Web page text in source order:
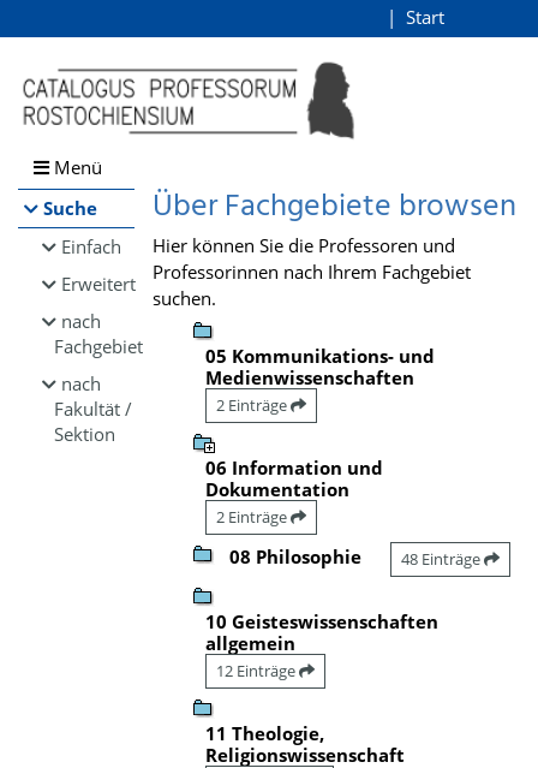
Browsen
direkt zum Inhalt
Start
Menü
Suche
Einfach
Erweitert
nach
Fachgebiet
nach
Fakultät /
Sektion
Über Fachgebiete browsen
Hier können Sie die Professoren und
Professorinnen nach Ihrem Fachgebiet
suchen.
05 Kommunikations- und
Medienwissenschaften
2 Einträge
06 Information und
Dokumentation
2 Einträge
08 Philosophie 48 Einträge
10 Geisteswissenschaften
allgemein
12 Einträge
11 Theologie,
Religionswissenschaft